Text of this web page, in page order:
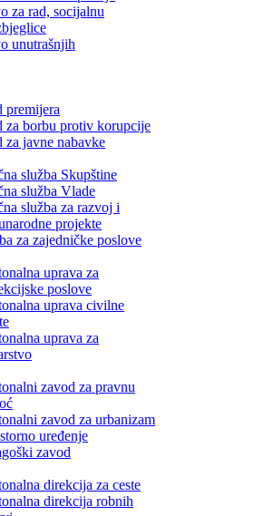
za rad, socijalnu
unutrašnjih
premijera
za borbu protiv korupcije
za javne nabavke
služba Skupštine
služba Vlade
služba za razvoj i
projekte
za zajedničke poslove
uprava za
poslove
uprava civilne
uprava za
zavod za pravnu
zavod za urbanizam
uređenje
zavod
direkcija za ceste
direkcija robnih